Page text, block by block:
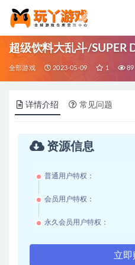
超级饮料大乱斗/SUPER
全部游戏 2023-05-09 1 89
详情介绍 常见问题
资源信息
普通用户特权：
会员用户特权：
永久会员用户特权：
立即